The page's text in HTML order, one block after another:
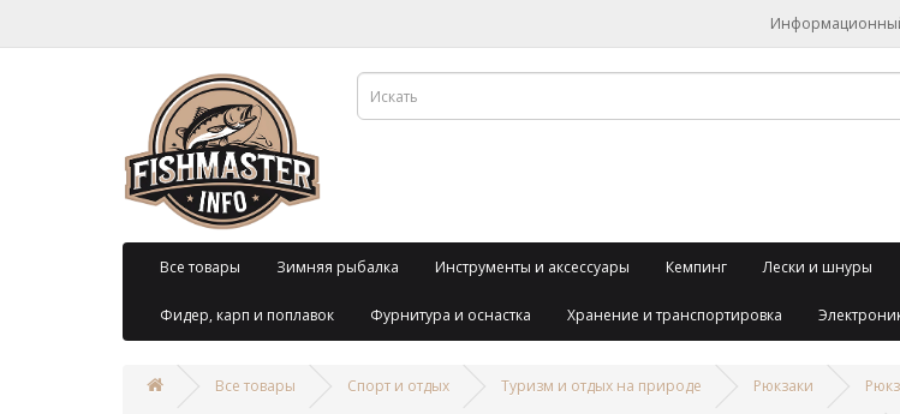
Информационный
Все товары Зимняя рыбалка Инструменты и аксессуары Кемпинг Лески и шнуры
Фидер, карп и поплавок Фурнитура и оснастка Хранение и транспортировка
Все товары Спорт и отдых Туризм и отдых на природе Рюкзаки